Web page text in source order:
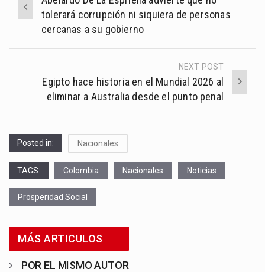
navigation
tolerará corrupción ni siquiera de personas
cercanas a su gobierno
NEXT POST
Egipto hace historia en el Mundial 2026 al
eliminar a Australia desde el punto penal
Posted in: Nacionales
TAGS: Colombia Nacionales Noticias
Prosperidad Social
MÁS ARTICULOS
POR EL MISMO AUTOR